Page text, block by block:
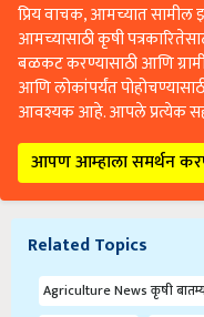
प्रिय वाचक, आमच्यात सामील
आमच्यासाठी कृषी
बळकट करण्यासाठी आणि
आणि लोकांपर्यंत
आवश्यक आहे. आपले प्रत्येक
आपण आम्हाला समर्थन
Related Topics
Agriculture News कृषी